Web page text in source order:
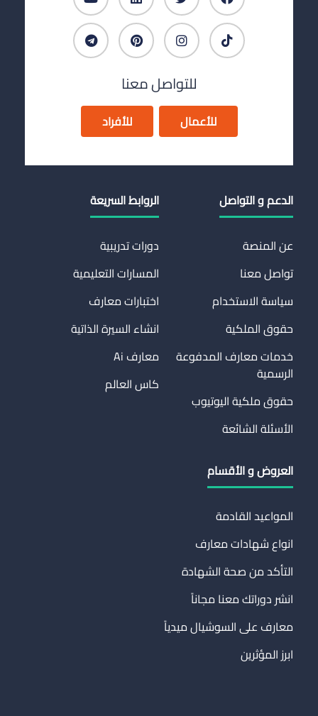
للتواصل معنا
للأعمال للأفراد
الدعم و التواصل
عن المنصة
تواصل معنا
سياسة الاستخدام
حقوق الملكية
خدمات معارف المدفوعة
الرسمية
حقوق ملكية اليوتيوب
الأسئلة الشائعة
الروابط السريعة
دورات تدريبية
المسارات التعليمية
اختبارات معارف
انشاء السيرة الذاتية
معارف Ai
كاس العالم
العروض و الأقسام
المواعيد القادمة
انواع شهادات معارف
التأكد من صحة الشهادة
انشر دوراتك معنا مجاناً
معارف على السوشيال ميدياً
ابرز المؤثرين